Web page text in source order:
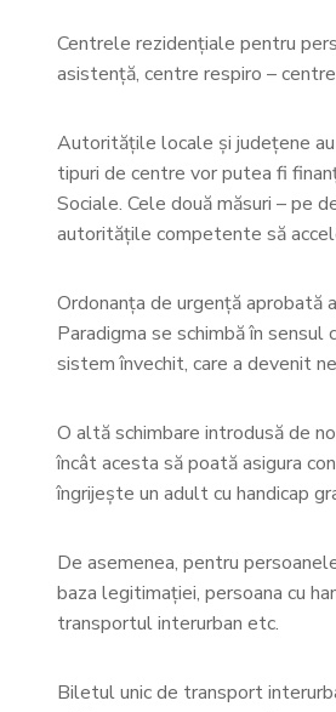
Centrele rezidențiale pentru
asistență, centre respiro –
Autoritățile locale și județene
tipuri de centre vor putea fi
Sociale. Cele două măsuri – pe
autoritățile competente să
Ordonanța de urgență aprobată
Paradigma se schimbă în
sistem învechit, care a devenit
O altă schimbare introdusă de
încât acesta să poată asigura
îngrijește un adult cu handicap
De asemenea, pentru
baza legitimației, persoana cu
transportul interurban etc.
Biletul unic de transport